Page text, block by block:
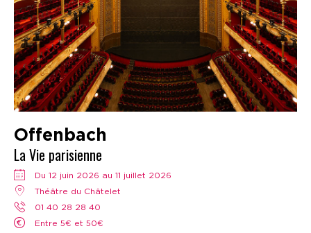
Offenbach
La Vie parisienne
Du 12 juin 2026 au 11 juillet 2026
Théâtre du Châtelet
01 40 28 28 40
Entre 5€ et 50€